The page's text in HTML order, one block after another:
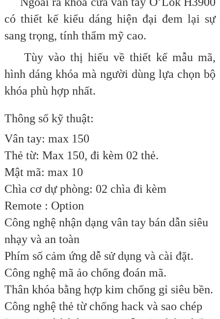
có thiết kế kiểu dáng hiện đại đem lại sự
sang trọng, tính thẩm mỹ cao.
Tùy vào thị hiếu về thiết kế mẫu mã,
hình dáng khóa mà người dùng lựa chọn bộ
khóa phù hợp nhất.
Thông số kỹ thuật:
Vân tay: max 150
Thẻ từ: Max 150, đi kèm 02 thẻ.
Mật mã: max 10
Chìa cơ dự phòng: 02 chìa đi kèm
Remote : Option
Công nghệ nhận dạng vân tay bán dẫn siêu
nhạy và an toàn
Phím số cảm ứng dễ sử dụng và cài đặt.
Công nghệ mã ảo chống đoán mã.
Thân khóa bằng hợp kim chống gỉ siêu bền.
Công nghệ thẻ từ chống hack và sao chép